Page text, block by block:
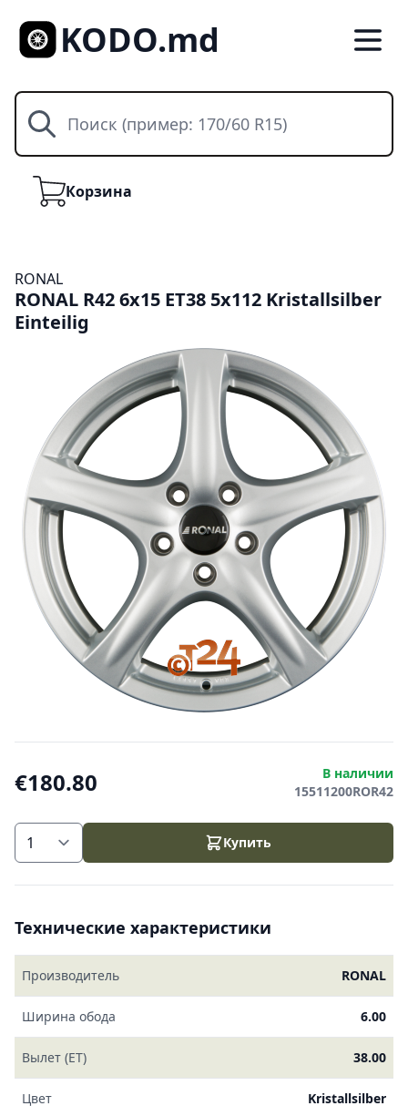
KODO.md
Поиск
КорзинаКорзина
RONAL
RONAL R42 6x15 ET38 5x112 Kristallsilber
Einteilig
€180.80
В наличии
15511200ROR42
Купить
Технические характеристики
Производитель RONAL
Ширина обода 6.00
Вылет (ET) 38.00
Цвет Kristallsilber